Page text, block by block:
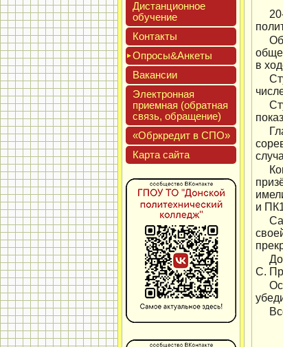
Дис­танци­он­ное
обу­чение
Кон­такты
Опро­сы&Анке­ты
Вакан­сии
Элек­трон­ная
при­ем­ная (об­ратная
связь, об­ра­щение)
«Обркре­дит в СПО»
Кар­та сай­та
в
и
С.